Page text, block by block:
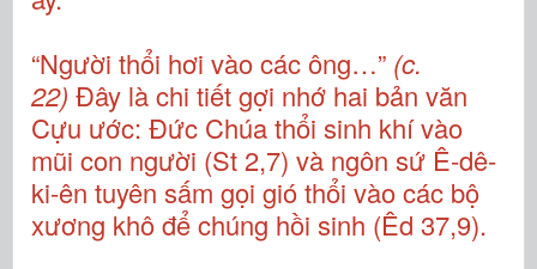
“Người thổi hơi vào các ông…” (c.
22) Đây là chi tiết gợi nhớ hai bản văn
Cựu ước: Đức Chúa thổi sinh khí vào
mũi con người (St 2,7) và ngôn sứ Ê-dê-
ki-ên tuyên sấm gọi gió thổi vào các bộ
xương khô để chúng hồi sinh (Êd 37,9).